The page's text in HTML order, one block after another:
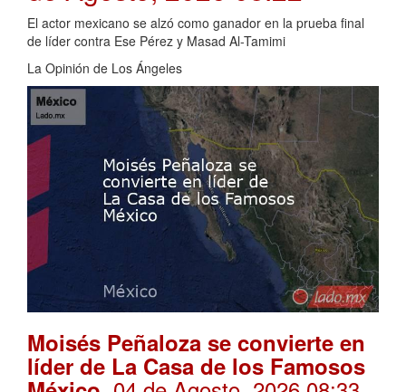
El actor mexicano se alzó como ganador en la prueba final
de líder contra Ese Pérez y Masad Al-Tamimi
La Opinión de Los Ángeles
Moisés Peñaloza se convierte en
líder de La Casa de los Famosos